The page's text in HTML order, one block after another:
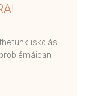
iskolás